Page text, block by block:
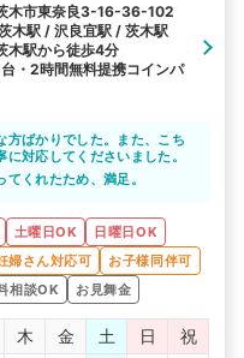
木市東奈良3-16-36-102
木駅 / 沢良宜駅 / 茨木駅
木駅から徒歩4分
・2時間無料提携コインパ
方ばかりでした。また、こち
対応してくださいました。
くれたため、満足。
土曜日OK
日曜日OK
婦さん対応可
お子様同伴可
相談OK お見舞金
木 金 土 日
祝